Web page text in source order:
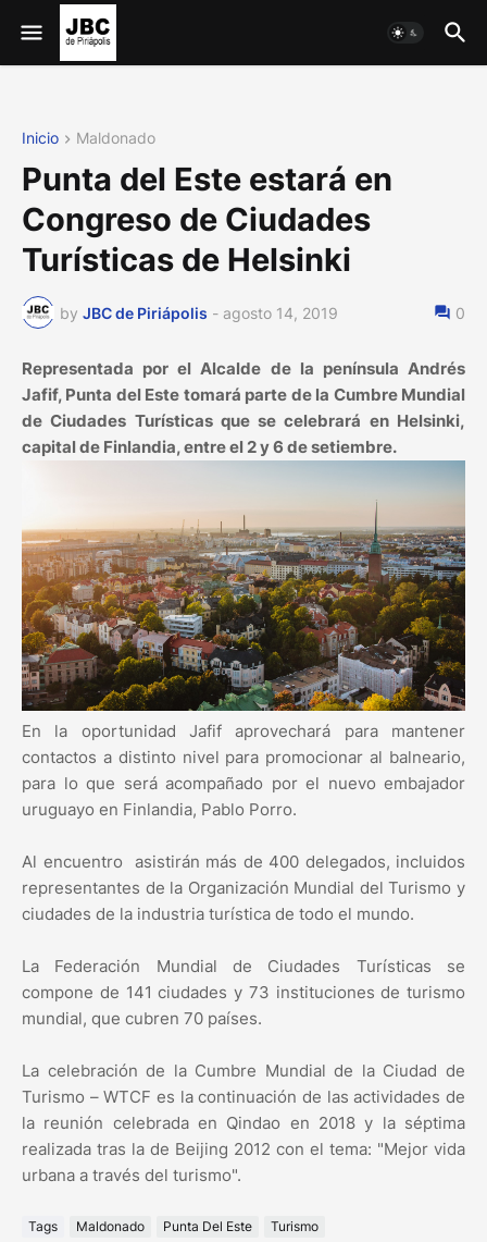
Inicio Maldonado
Punta del Este estará en
Congreso de Ciudades
Turísticas de Helsinki
by JBC de Piriápolis - agosto 14, 2019 0
Representada por el Alcalde de la península Andrés
Jafif, Punta del Este tomará parte de la Cumbre Mundial
de Ciudades Turísticas que se celebrará en Helsinki,
capital de Finlandia, entre el 2 y 6 de setiembre.
En la oportunidad Jafif aprovechará para mantener
contactos a distinto nivel para promocionar al balneario,
para lo que será acompañado por el nuevo embajador
uruguayo en Finlandia, Pablo Porro.
Al encuentro asistirán más de 400 delegados, incluidos
representantes de la Organización Mundial del Turismo y
ciudades de la industria turística de todo el mundo.
La Federación Mundial de Ciudades Turísticas se
compone de 141 ciudades y 73 instituciones de turismo
mundial, que cubren 70 países.
La celebración de la Cumbre Mundial de la Ciudad de
Turismo – WTCF es la continuación de las actividades de
la reunión celebrada en Qindao en 2018 y la séptima
realizada tras la de Beijing 2012 con el tema: "Mejor vida
urbana a través del turismo".
Tags Maldonado Punta Del Este Turismo